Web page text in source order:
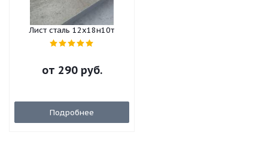
Лист сталь 12х18н10т
от 290 руб.
Подробнее